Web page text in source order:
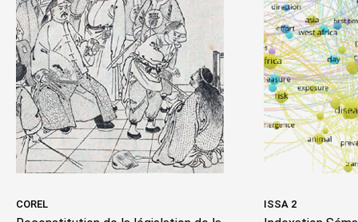
COREL ISSA 2